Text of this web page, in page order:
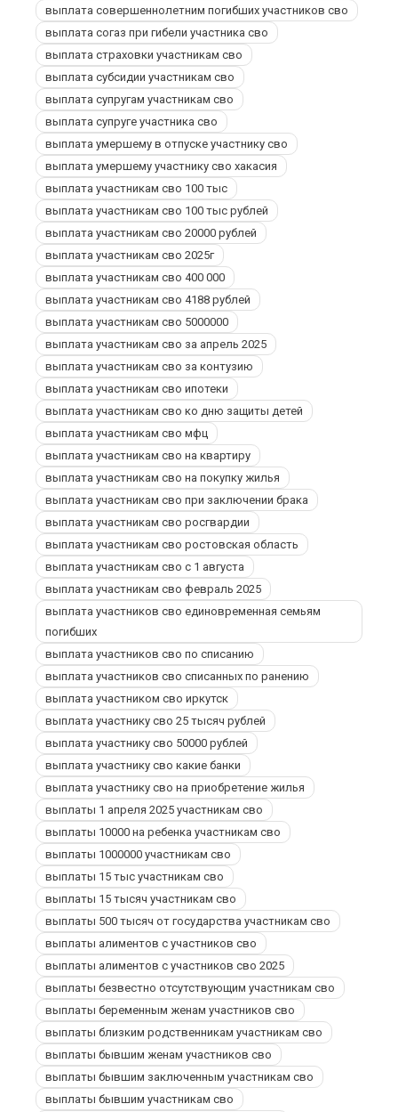
выплата совершеннолетним погибших участников сво
выплата согаз при гибели участника сво
выплата страховки участникам сво
выплата субсидии участникам сво
выплата супругам участникам сво
выплата супруге участника сво
выплата умершему в отпуске участнику сво
выплата умершему участнику сво хакасия
выплата участникам сво 100 тыс
выплата участникам сво 100 тыс рублей
выплата участникам сво 20000 рублей
выплата участникам сво 2025г
выплата участникам сво 400 000
выплата участникам сво 4188 рублей
выплата участникам сво 5000000
выплата участникам сво за апрель 2025
выплата участникам сво за контузию
выплата участникам сво ипотеки
выплата участникам сво ко дню защиты детей
выплата участникам сво мфц
выплата участникам сво на квартиру
выплата участникам сво на покупку жилья
выплата участникам сво при заключении брака
выплата участникам сво росгвардии
выплата участникам сво ростовская область
выплата участникам сво с 1 августа
выплата участникам сво февраль 2025
выплата участников сво единовременная семьям
погибших
выплата участников сво по списанию
выплата участников сво списанных по ранению
выплата участником сво иркутск
выплата участнику сво 25 тысяч рублей
выплата участнику сво 50000 рублей
выплата участнику сво какие банки
выплата участнику сво на приобретение жилья
выплаты 1 апреля 2025 участникам сво
выплаты 10000 на ребенка участникам сво
выплаты 1000000 участникам сво
выплаты 15 тыс участникам сво
выплаты 15 тысяч участникам сво
выплаты 500 тысяч от государства участникам сво
выплаты алиментов с участников сво
выплаты алиментов с участников сво 2025
выплаты безвестно отсутствующим участникам сво
выплаты беременным женам участников сво
выплаты близким родственникам участникам сво
выплаты бывшим женам участников сво
выплаты бывшим заключенным участникам сво
выплаты бывшим участникам сво